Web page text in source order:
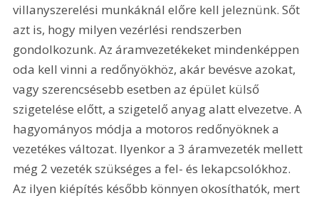
villanyszerelési munkáknál előre kell jeleznünk. Sőt
azt is, hogy milyen vezérlési rendszerben
gondolkozunk. Az áramvezetékeket mindenképpen
oda kell vinni a redőnyökhöz, akár bevésve azokat,
vagy szerencsésebb esetben az épület külső
szigetelése előtt, a szigetelő anyag alatt elvezetve. A
hagyományos módja a motoros redőnyöknek a
vezetékes változat. Ilyenkor a 3 áramvezeték mellett
még 2 vezeték szükséges a fel- és lekapcsolókhoz.
Az ilyen kiépítés később könnyen okosíthatók, mert